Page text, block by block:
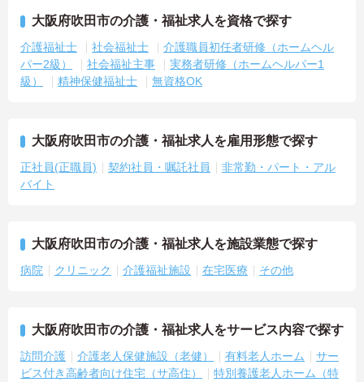
大阪府吹田市の介護・福祉求人を資格で探す
介護福祉士 社会福祉士
介護職員初任者研修（ホームヘル
パー2級）
社会福祉主事
実務者研修（ホームヘルパー1
級）
精神保健福祉士 無資格OK
大阪府吹田市の介護・福祉求人を雇用形態で探す
正社員(正職員) 契約社員・嘱託社員
非常勤・パート・アル
バイト
大阪府吹田市の介護・福祉求人を施設業態で探す
病院 クリニック 介護福祉施設 在宅医療 その他
大阪府吹田市の介護・福祉求人をサービス内容で探す
訪問介護 介護老人保健施設（老健） 有料老人ホーム
サー
ビス付き高齢者向け住宅（サ高住）
特別養護老人ホーム（特